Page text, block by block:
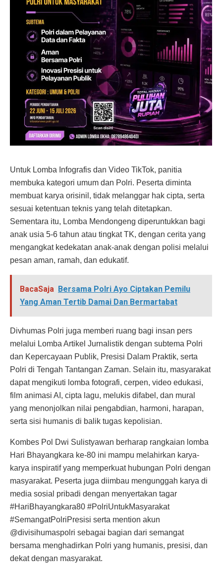
Untuk Lomba Infografis dan Video TikTok, panitia
membuka kategori umum dan Polri. Peserta diminta
membuat karya orisinil, tidak melanggar hak cipta, serta
sesuai ketentuan teknis yang telah ditetapkan.
Sementara itu, Lomba Mendongeng diperuntukkan bagi
anak usia 5-6 tahun atau tingkat TK, dengan cerita yang
mengangkat kedekatan anak-anak dengan polisi melalui
pesan aman, ramah, dan edukatif.
BacaSaja Bersama Polri Ayo Ciptakan Pemilu
Yang Aman Tertib Damai Dan Bermartabat
Divhumas Polri juga memberi ruang bagi insan pers
melalui Lomba Artikel Jurnalistik dengan subtema Polri
dan Kepercayaan Publik, Presisi Dalam Praktik, serta
Polri di Tengah Tantangan Zaman. Selain itu, masyarakat
dapat mengikuti lomba fotografi, cerpen, video edukasi,
film animasi AI, cipta lagu, melukis difabel, dan mural
yang menonjolkan nilai pengabdian, harmoni, harapan,
serta sisi humanis di balik tugas kepolisian.
Kombes Pol Dwi Sulistyawan berharap rangkaian lomba
Hari Bhayangkara ke-80 ini mampu melahirkan karya-
karya inspiratif yang memperkuat hubungan Polri dengan
masyarakat. Peserta juga diimbau mengunggah karya di
media sosial pribadi dengan menyertakan tagar
#HariBhayangkara80 #PolriUntukMasyarakat
#SemangatPolriPresisi serta mention akun
@divisihumaspolri sebagai bagian dari semangat
bersama menghadirkan Polri yang humanis, presisi, dan
dekat dengan masyarakat.